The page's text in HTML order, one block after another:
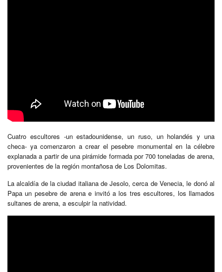
Cuatro escultores -un estadounidense, un ruso, un holandés y una
checa- ya comenzaron a crear el pesebre monumental en la célebre
explanada a partir de una pirámide formada por 700 toneladas de arena,
provenientes de la región montañosa de Los Dolomitas.
La alcaldía de la ciudad italiana de Jesolo, cerca de Venecia, le donó al
Papa un pesebre de arena e invitó a los tres escultores, los llamados
sultanes de arena, a esculpir la natividad.